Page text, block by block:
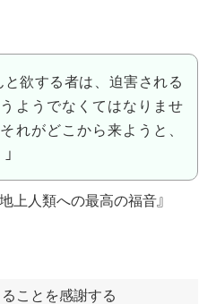
と欲する者は、迫害される
ようでなくてはなりませ
れがどこから来ようと、
上人類への最高の福音』
ことを感謝する